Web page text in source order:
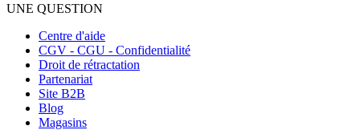
UNE QUESTION
Centre d'aide
CGV - CGU - Confidentialité
Droit de rétractation
Partenariat
Site B2B
Blog
Magasins